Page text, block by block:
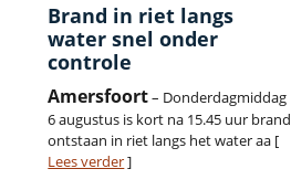
Brand in riet langs
water snel onder
controle
Amersfoort– Donderdagmiddag
6 augustus is kort na 15.45 uur brand
ontstaan in riet langs het water aa [
Lees verder]